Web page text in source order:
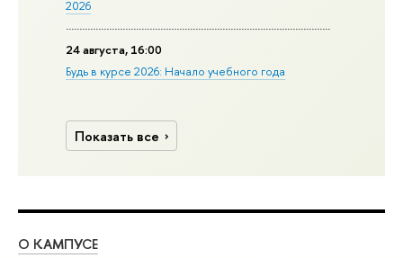
2026
24 августа, 16:00
Будь в курсе 2026: Начало учебного года
Показать все
О КАМПУСЕ